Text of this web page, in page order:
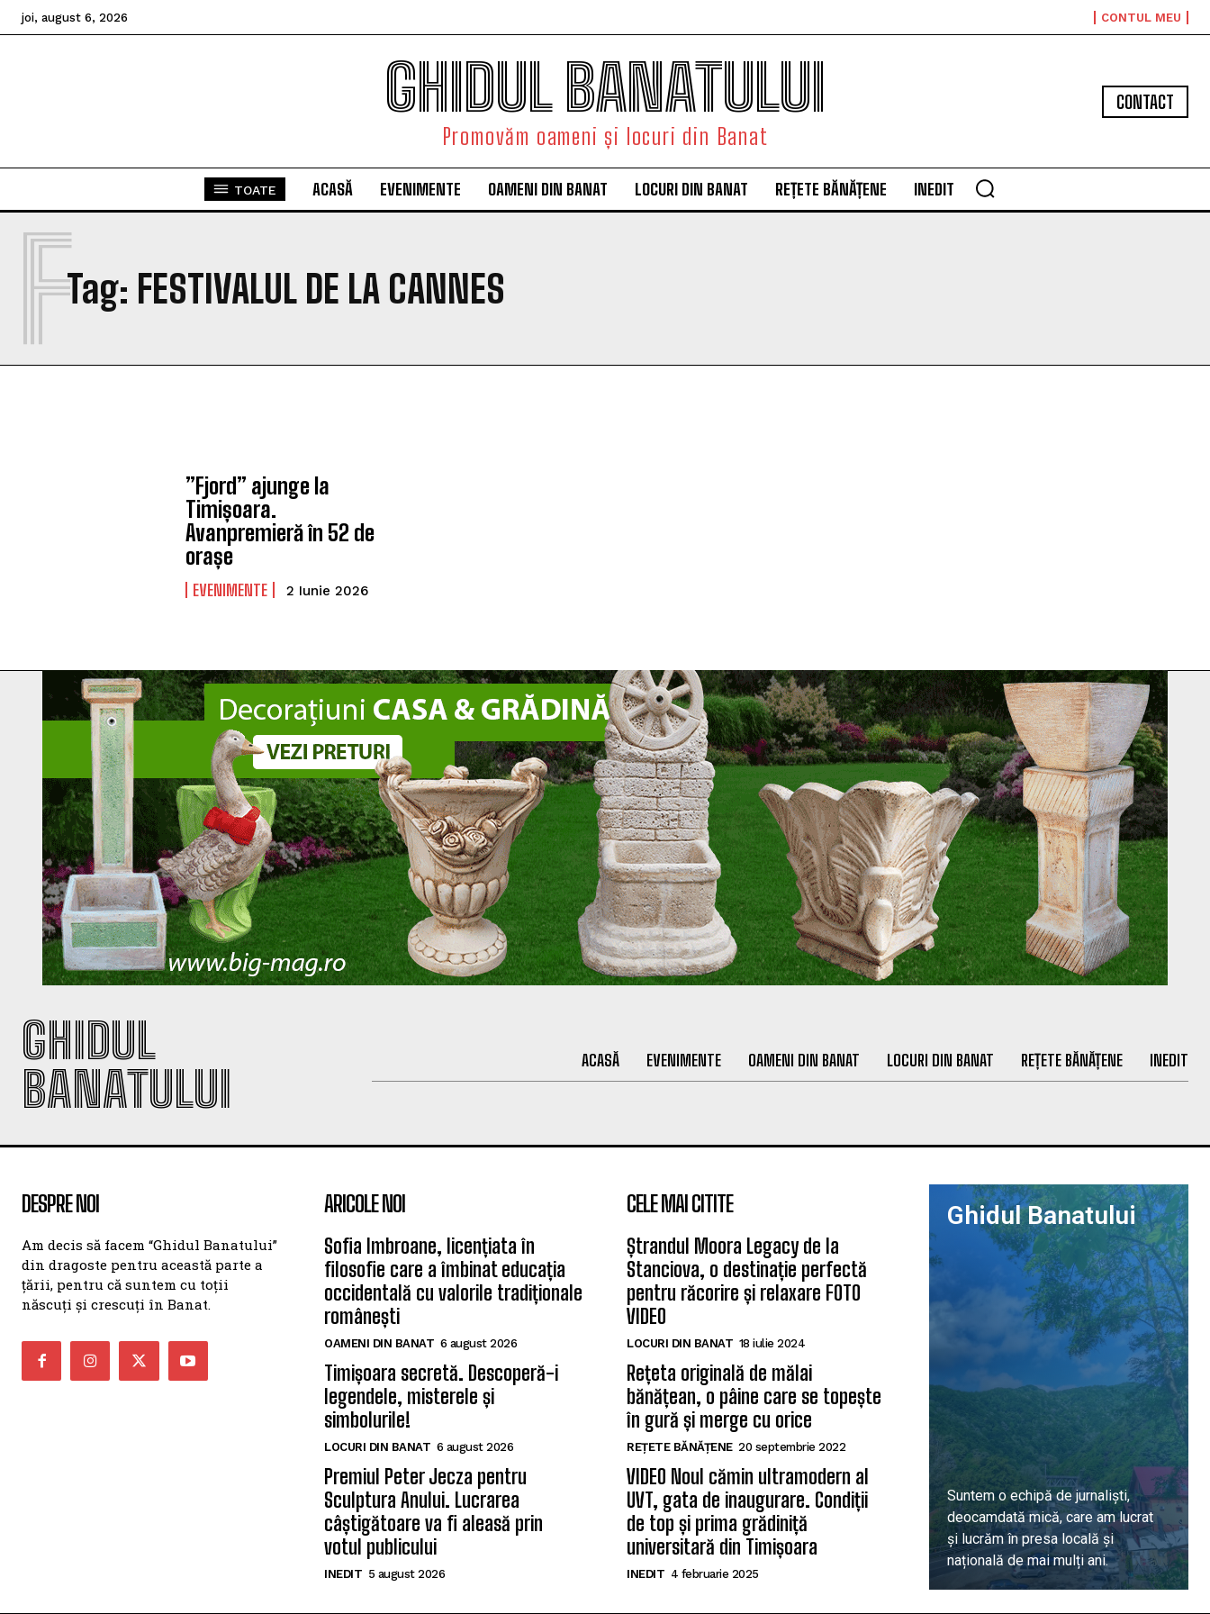
joi, august 6, 2026 CONTUL MEU
GHIDUL BANATULUI
Promovăm oameni și locuri din Banat
CONTACT
TOATE ACASĂ EVENIMENTE OAMENI DIN BANAT LOCURI DIN BANAT REȚETE BĂNĂȚENE INEDIT
Tag: FESTIVALUL DE LA CANNES
F
”Fjord” ajunge la
Timișoara.
Avanpremieră în 52 de
orașe
EVENIMENTE 2 Iunie 2026
GHIDUL
BANATULUI
ACASĂ EVENIMENTE OAMENI DIN BANAT LOCURI DIN BANAT REȚETE BĂNĂȚENE INEDIT
DESPRE NOI
Am decis să facem “Ghidul Banatului”
din dragoste pentru această parte a
țării, pentru că suntem cu toții
născuți și crescuți în Banat.
ARICOLE NOI
Sofia Imbroane, licențiata în
filosofie care a îmbinat educația
occidentală cu valorile tradiționale
românești
OAMENI DIN BANAT 6 august 2026
Timișoara secretă. Descoperă-i
legendele, misterele și
simbolurile!
LOCURI DIN BANAT 6 august 2026
Premiul Peter Jecza pentru
Sculptura Anului. Lucrarea
câștigătoare va fi aleasă prin
votul publicului
INEDIT 5 august 2026
CELE MAI CITITE
Ștrandul Moora Legacy de la
Stanciova, o destinație perfectă
pentru răcorire și relaxare FOTO
VIDEO
LOCURI DIN BANAT 18 iulie 2024
Rețeta originală de mălai
bănățean, o pâine care se topește
în gură și merge cu orice
REȚETE BĂNĂȚENE 20 septembrie 2022
VIDEO Noul cămin ultramodern al
UVT, gata de inaugurare. Condiții
de top și prima grădiniță
universitară din Timișoara
INEDIT 4 februarie 2025
Ghidul Banatului
Suntem o echipă de jurnaliști,
deocamdată mică, care am lucrat
și lucrăm în presa locală și
națională de mai mulți ani.